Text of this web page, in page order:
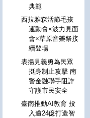
典範
西拉雅森活節毛孩
運動會×波力見面
會×草原音樂祭接
續登場
表揚見義勇為民眾
挺身制止攻擊 南
警金融聯手阻詐
守護市民安全
臺南推動AI教育 投
入逾24億打造智